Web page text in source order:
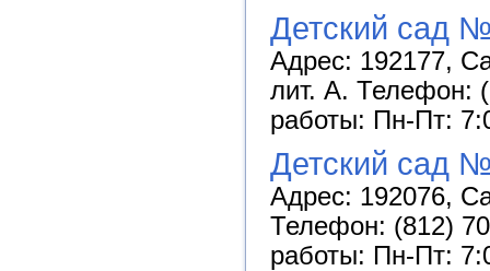
Детский сад
Адрес: 192177,
лит. А. Телефон:
работы: Пн-Пт:
Детский сад
Адрес: 192076,
Телефон: (812)
работы: Пн-Пт: